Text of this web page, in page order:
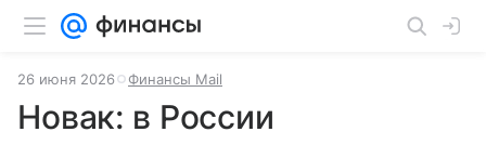
26 июня 2026 Финансы Mail
Новак: в России